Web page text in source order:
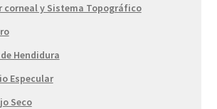
corneal y Sistema Topográfico
Hendidura
Especular
Seco